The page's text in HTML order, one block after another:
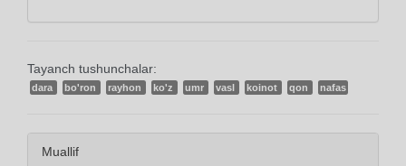
Tayanch tushunchalar:
dara bo'ron rayhon ko'z umr vasl koinot qon nafas
Muallif